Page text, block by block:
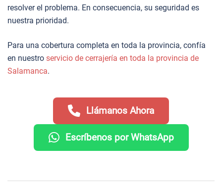
resolver el problema. En consecuencia, su seguridad es
nuestra prioridad.
Para una cobertura completa en toda la provincia, confía
en nuestro servicio de cerrajería en toda la provincia de
Salamanca.
Llámanos Ahora
Escríbenos por WhatsApp